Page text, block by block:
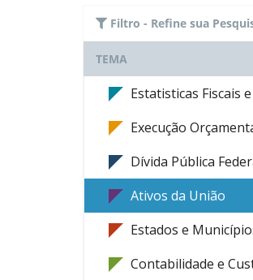
Filtro - Refine sua
TEMA
Estatisticas Fiscais
Execução
Dívida Pública
Ativos da União
Estados e
Contabilidade e